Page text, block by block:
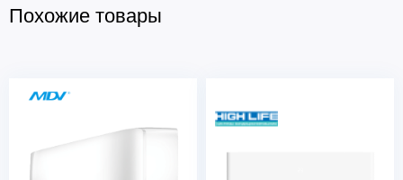
Похожие товары